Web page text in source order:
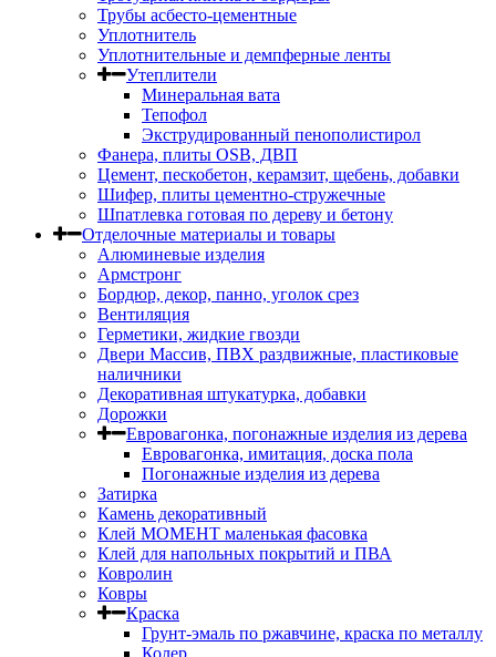
Трубы асбесто-цементные
Уплотнитель
Уплотнительные и демпферные ленты
Утеплители
Минеральная вата
Тепофол
Экструдированный пенополистирол
Фанера, плиты OSB, ДВП
Цемент, пескобетон, керамзит, щебень, добавки
Шифер, плиты цементно-стружечные
Шпатлевка готовая по дереву и бетону
Отделочные материалы и товары
Алюминевые изделия
Армстронг
Бордюр, декор, панно, уголок срез
Вентиляция
Герметики, жидкие гвозди
Двери Массив, ПВХ раздвижные, пластиковые
наличники
Декоративная штукатурка, добавки
Дорожки
Евровагонка, погонажные изделия из дерева
Евровагонка, имитация, доска пола
Погонажные изделия из дерева
Затирка
Камень декоративный
Клей МОМЕНТ маленькая фасовка
Клей для напольных покрытий и ПВА
Ковролин
Ковры
Краска
Грунт-эмаль по ржавчине, краска по металлу
Колер